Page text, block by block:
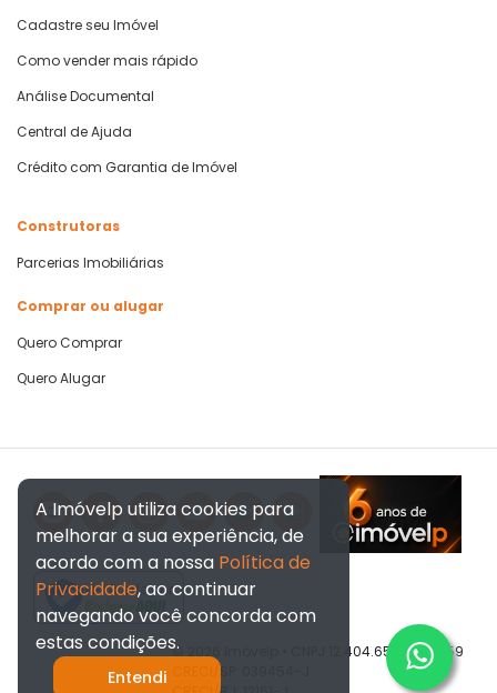
Cadastre seu Imóvel
Como vender mais rápido
Análise Documental
Central de Ajuda
Crédito com Garantia de Imóvel
Construtoras
Parcerias Imobiliárias
Comprar ou alugar
Quero Comprar
Quero Alugar
Verificada por
© 2026 Imóvelp • CNPJ 12.404.656/0001-59
CRECI/SP: 039454-J
A Imóvelp utiliza cookies para
melhorar a sua experiência, de
acordo com a nossa Política de
Privacidade, ao continuar
navegando você concorda com
estas condições.
Entendi